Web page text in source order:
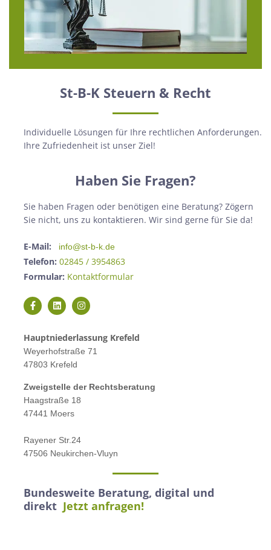
St-B-K Steuern & Recht
Individuelle Lösungen für Ihre rechtlichen Anforderungen.
Ihre Zufriedenheit ist unser Ziel!
Haben Sie Fragen?
Sie haben Fragen oder benötigen eine Beratung? Zögern
Sie nicht, uns zu kontaktieren. Wir sind gerne für Sie da!
E-Mail: info@st-b-k.de
Telefon: 02845 / 3954863
Formular: Kontaktformular
Hauptniederlassung Krefeld
Weyerhofstraße 71
47803 Krefeld
Zweigstelle der Rechtsberatung
Haagstraße 18
47441 Moers
Rayener Str.24
47506 Neukirchen-Vluyn
Bundesweite Beratung, digital und
direkt Jetzt anfragen!